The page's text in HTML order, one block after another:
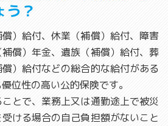
う？
）給付、休業（補償）給付、障害
補償）年金、遺族（補償）給付、葬
）給付などの総合的な給付がある
位性の高い公的保険です。
とで、業務上又は通勤途上で被災
ける場合の自己負担額がないこと